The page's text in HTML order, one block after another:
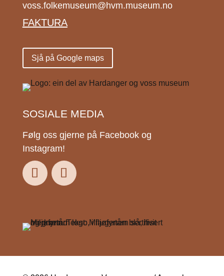
voss.folkemuseum@hvm.museum.no
FAKTURA
Sjå på Google maps
SOSIALE MEDIA
Følg oss gjerne på Facebook og
Instagram!